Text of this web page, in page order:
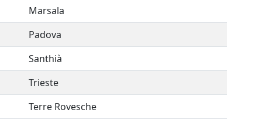
Marsala
Padova
Santhià
Trieste
Terre Rovesche